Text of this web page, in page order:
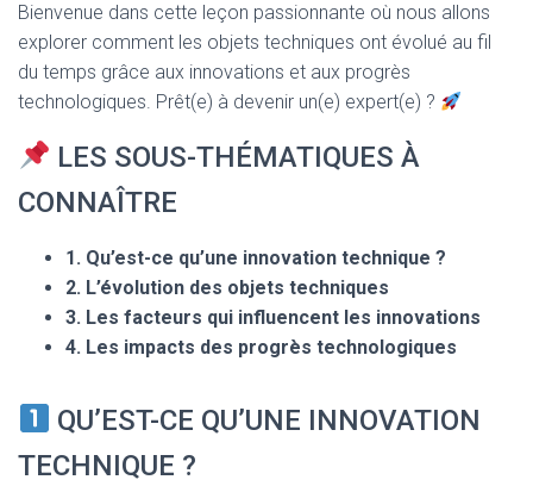
Bienvenue dans cette leçon passionnante où nous allons
explorer comment les objets techniques ont évolué au fil
du temps grâce aux innovations et aux progrès
technologiques. Prêt(e) à devenir un(e) expert(e) ?
LES SOUS-THÉMATIQUES À
CONNAÎTRE
1. Qu’est-ce qu’une innovation technique ?
2. L’évolution des objets techniques
3. Les facteurs qui influencent les innovations
4. Les impacts des progrès technologiques
QU’EST-CE QU’UNE INNOVATION
TECHNIQUE ?